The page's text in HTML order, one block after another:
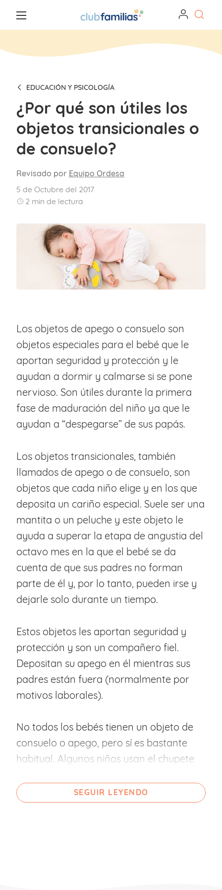
EDUCACIÓN Y PSICOLOGÍA
¿Por qué son útiles los
objetos transicionales o
de consuelo?
Revisado por Equipo Ordesa
5 de Octubre del 2017
2 min de lectura
Los objetos de apego o consuelo son
objetos especiales para el bebé que le
aportan seguridad y protección y le
ayudan a dormir y calmarse si se pone
nervioso. Son útiles durante la primera
fase de maduración del niño ya que le
ayudan a “despegarse” de sus papás.
Los objetos transicionales, también
llamados de apego o de consuelo, son
objetos que cada niño elige y en los que
deposita un cariño especial. Suele ser una
mantita o un peluche y este objeto le
ayuda a superar la etapa de angustia del
octavo mes en la que el bebé se da
cuenta de que sus padres no forman
parte de él y, por lo tanto, pueden irse y
dejarle solo durante un tiempo.
Estos objetos les aportan seguridad y
protección y son un compañero fiel.
Depositan su apego en él mientras sus
padres están fuera (normalmente por
motivos laborales).
No todos los bebés tienen un objeto de
consuelo o apego, pero sí es bastante
habitual. Algunos niños usan el chupete
igualmente para calmarse y
tranquilizarse. Otros, recurren a ciertas
SEGUIR LEYENDO